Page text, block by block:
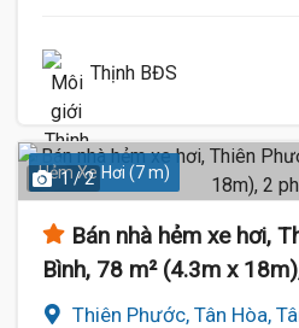
Thịnh BĐS
Hẻm Xe Hơi (7 m)
1 / 2
Bán nhà hẻm xe hơi,
Bình, 78 m² (4.3m x
Thiên Phước, Tân Hòa,